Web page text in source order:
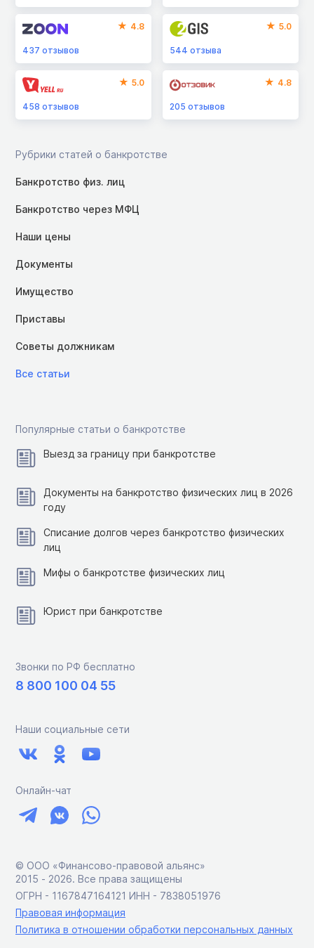
4.8
437 отзывов
5.0
544отзыва
5.0
458 отзывов
4.8
205отзывов
Рубрики статей о банкротстве
Банкротство физ. лиц
Банкротство через МФЦ
Наши цены
Документы
Имущество
Приставы
Советы должникам
Все статьи
Популярные статьи о банкротстве
Выезд за границу при банкротстве
Документы на банкротство физических лиц в 2026
году
Списание долгов через банкротство физических
лиц
Мифы о банкротстве физических лиц
Юрист при банкротстве
Звонки по РФ бесплатно
8 800 100 04 55
Наши социальные сети
Онлайн-чат
© ООО «Финансово-правовой альянс»
2015 ‑ 2026. Все права защищены
ОГРН - 1167847164121 ИНН - 7838051976
Правовая информация
Политика в отношении обработки персональных данных